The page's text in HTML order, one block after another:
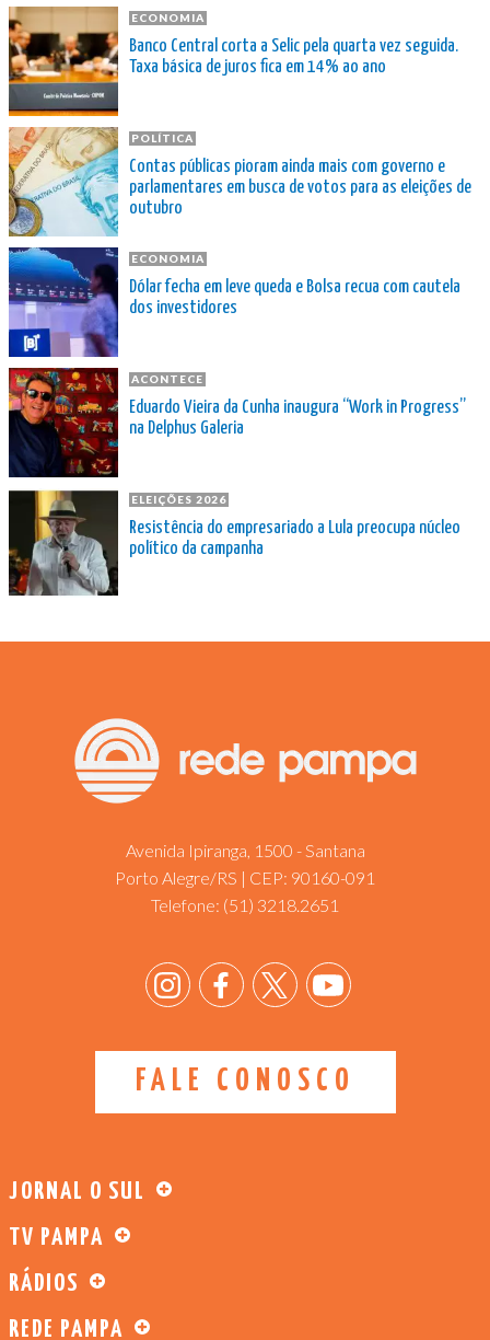
ECONOMIA
Banco Central corta a Selic pela quarta vez seguida.
Taxa básica de juros fica em 14% ao ano
POLÍTICA
Contas públicas pioram ainda mais com governo e
parlamentares em busca de votos para as eleições de
outubro
ECONOMIA
Dólar fecha em leve queda e Bolsa recua com cautela
dos investidores
ACONTECE
Eduardo Vieira da Cunha inaugura “Work in Progress”
na Delphus Galeria
ELEIÇÕES 2026
Resistência do empresariado a Lula preocupa núcleo
político da campanha
Avenida Ipiranga, 1500 - Santana
Porto Alegre/RS | CEP: 90160-091
Telefone: (51) 3218.2651
FALE CONOSCO
JORNAL O SUL
TV PAMPA
RÁDIOS
REDE PAMPA